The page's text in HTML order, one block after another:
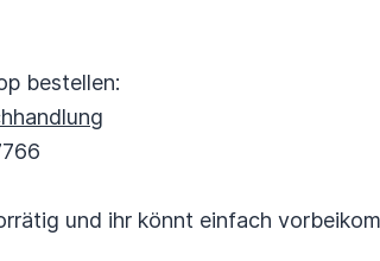
bestellen:
und ihr könnt einfach